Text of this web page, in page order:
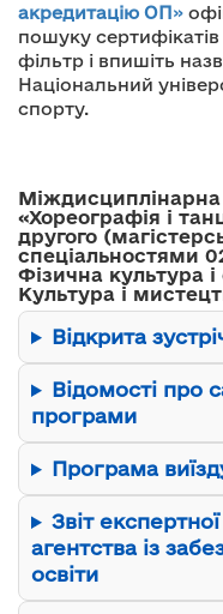
акредитацію ОП»
пошуку
фільтр і впишіть
Національний
спорту.
Міждисциплінарна
«Хореографія і
другого
спеціальностями
Фізична культура
Культура і
Відкрита
Відомості про
програми
Програма
Звіт
агентства із
освіти